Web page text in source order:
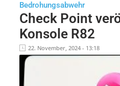
Bedrohungsabwehr
Check Point
Konsole R82
22. November, 2024 - 13:18